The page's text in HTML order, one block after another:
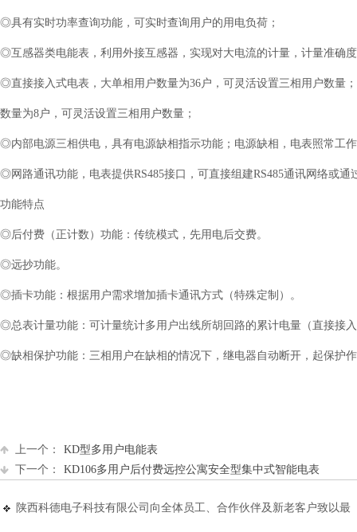
◎具有实时功率查询功能，可实时查询用户的用电负荷；
◎互感器类电能表，利用外接互感器，实现对大电流的计量，计量准确
◎直接接入式电表，大单相用户数量为36户，可灵活设置三相用户数量
数量为8户，可灵活设置三相用户数量；
◎内部电源三相供电，具有电源缺相指示功能；电源缺相，电表照常工
◎网路通讯功能，电表提供RS485接口，可直接组建RS485通讯网络或通
功能特点
◎后付费（正计数）功能：传统模式，先用电后交费。
◎远抄功能。
◎插卡功能：根据用户需求增加插卡通讯方式（特殊定制）。
◎总表计量功能：可计量统计多用户出线所胡回路的累计电量（直接接
◎缺相保护功能：三相用户在缺相的情况下，继电器自动断开，起保护
上一个：
KD型多用户电能表
下一个：
KD106多用户后付费远控公寓安全型集中式智能电表
陕西科德电子科技有限公司向全体员工、合作伙伴及新老客户致以最